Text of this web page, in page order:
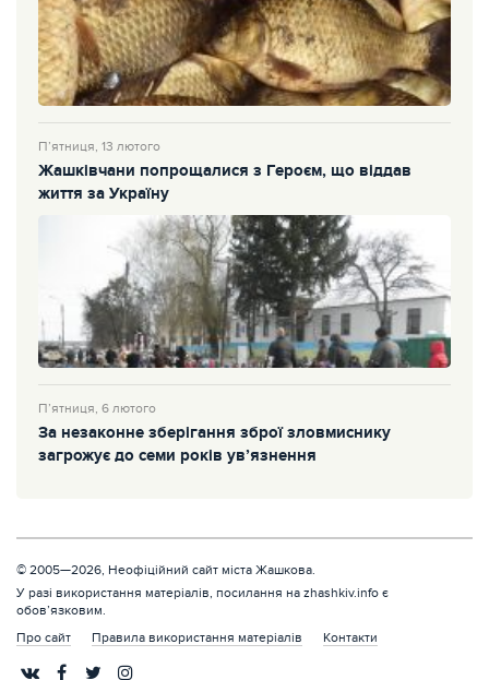
П’ятниця, 13 лютого
Жашківчани попрощалися з Героєм, що віддав
життя за Україну
П’ятниця, 6 лютого
За незаконне зберігання зброї зловмиснику
загрожує до семи років ув’язнення
© 2005—2026, Неофіційний сайт міста Жашкова.
У разі використання матеріалів, посилання на zhashkiv.info є
обов’язковим.
Про сайт
Правила використання матеріалів Контакти